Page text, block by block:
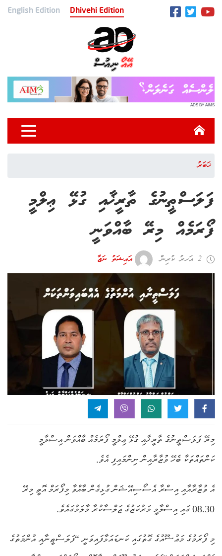
English Edition Dhivehi Edition
ADS BY AIMS
ޚަބަރު
ފަލަސްޠީނުގެ ތާރީޚާއި ގުޅޭ ޢިލްމީ
ފޯރަމެއް މިރޭ ބާއްވަނީ
2 އަހރު ކުރިން އައިޝަތު ނަޖާ
މިރޭ ފަލަސްޠީނުގެ ތާރީޚާއި ގުޅޭ ޢިލްމީ ފޯރަމެއް ބާއްވަން އިސްލާމީ
ކަންތައްތަކާ ބެހޭ ވުޒާރާއިން ނިންމައިފި އެވެ.
އެ ވުޒާރާއާއި އިސްރާ އެސޯސިއޭޝަން ގުޅިގެން ބާއްވާ މިފޯރަމް އޮތީ މިރޭ
08.30 ގައި އިސްލާމީ މަރުކަޒުގެ ޖަލްސާކުރާ މާލަމުގައެވެ.
މި ފޯރަމުގެ މަޢުޟޫއުގެ ގޮތުގައި ކަނޑައަޅާފައިވަނީ “ފަލަސްޠީނާއި އުންމަތުގެ